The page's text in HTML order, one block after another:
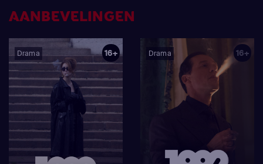
AANBEVELINGEN
Drama 16+ Drama 16+